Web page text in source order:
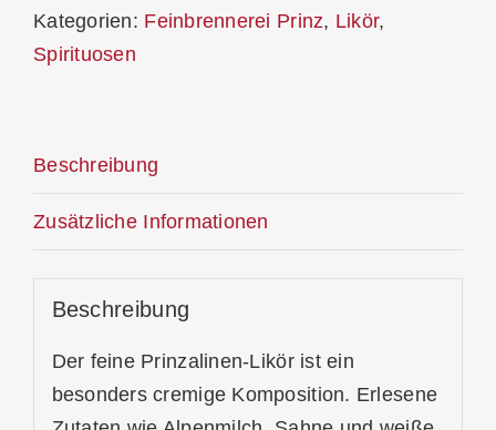
Kategorien: Feinbrennerei Prinz, Likör,
Spirituosen
Beschreibung
Zusätzliche Informationen
Beschreibung
Der feine Prinzalinen-Likör ist ein
besonders cremige Komposition. Erlesene